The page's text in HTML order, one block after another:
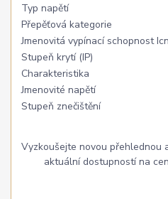
Typ napětí
Přepěťová kategorie
Jmenovitá vypínací schopnost
Stupeň krytí (IP)
Charakteristika
Jmenovité napětí
Stupeň znečištění
Vyzkoušejte novou přehlednou
aktuální dostupností na